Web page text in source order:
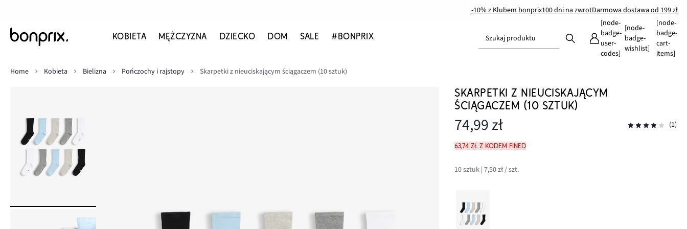
-10% z Klubem bonprix100 dni na zwrotDarmowa dostawa od 199 zł
KOBIETA MĘŻCZYZNA DZIECKO DOM SALE #BONPRIX Szukaj produktu
[node-
badge-
user-
codes]
[node-
badge-
wishlist]
[node-
badge-
cart-
items]
Home
Kobieta Bielizna Pończochy i rajstopy Skarpetki z nieuciskającym ściągaczem (10 sztuk)
SKARPETKI Z NIEUCISKAJĄCYM
ŚCIĄGACZEM (10 SZTUK)
74,99 zł (1)
63,74 zł z kodem FINED
10 sztuk | 7,50 zł / szt.